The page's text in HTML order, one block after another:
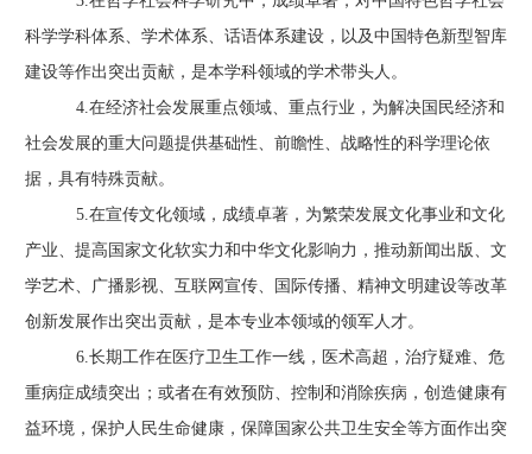
科学学科体系、学术体系、话语体系建设，以及中国特色新型智库
建设等作出突出贡献，是本学科领域的学术带头人。
4.在经济社会发展重点领域、重点行业，为解决国民经济和
社会发展的重大问题提供基础性、前瞻性、战略性的科学理论依
据，具有特殊贡献。
5.在宣传文化领域，成绩卓著，为繁荣发展文化事业和文化
产业、提高国家文化软实力和中华文化影响力，推动新闻出版、文
学艺术、广播影视、互联网宣传、国际传播、精神文明建设等改革
创新发展作出突出贡献，是本专业本领域的领军人才。
6.长期工作在医疗卫生工作一线，医术高超，治疗疑难、危
重病症成绩突出 ； 或者在有效预防、控制和消除疾病，创造健康有
益环境，保护人民生命健康，保障国家公共卫生安全等方面作出突